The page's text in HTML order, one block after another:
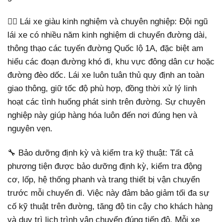
👨‍✈️ Lái xe giàu kinh nghiệm và chuyên nghiệp: Đội ngũ
lái xe có nhiều năm kinh nghiệm di chuyển đường dài,
thông thạo các tuyến đường Quốc lộ 1A, đặc biệt am
hiểu các đoạn đường khó đi, khu vực đông dân cư hoặc
đường đèo dốc. Lái xe luôn tuân thủ quy định an toàn
giao thông, giữ tốc độ phù hợp, đồng thời xử lý linh
hoạt các tình huống phát sinh trên đường. Sự chuyên
nghiệp này giúp hàng hóa luôn đến nơi đúng hẹn và
nguyên vẹn.
🔧 Bảo dưỡng định kỳ và kiểm tra kỹ thuật: Tất cả
phương tiện được bảo dưỡng định kỳ, kiểm tra động
cơ, lốp, hệ thống phanh và trang thiết bị vận chuyển
trước mỗi chuyến đi. Việc này đảm bảo giảm tối đa sự
cố kỹ thuật trên đường, tăng độ tin cậy cho khách hàng
và duy trì lịch trình vận chuyển đúng tiến độ. Mỗi xe